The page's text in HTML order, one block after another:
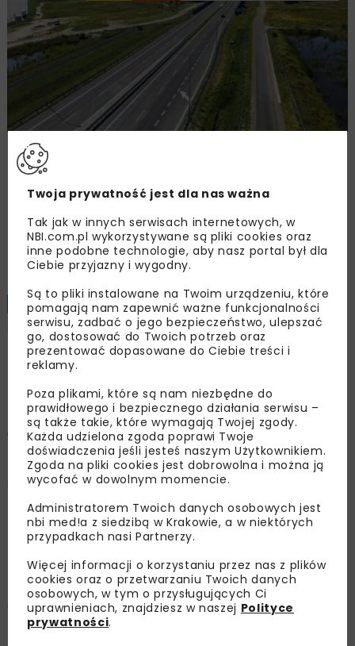
Udostępniono pierwszy odcinek
rozbudowanej S19 koło Sokołowa
Załaduj więcej...
BUDOWNICTWO
WIADOMOŚCI
INWESTYCJE
1 MINUTA
CZYTANIA
Metro M2 na Bemowie w
fazie testów. Rusza kolejny
etap przygotowań do Ursusa
Damian Karpiński
OPUBLIKOWANO: 23.06.2026
Na zachodnim odcinku drugiej linii metra w
Warszawie rozpoczął się kolejny etap jazd
testowych na Stacji Techniczno-Postojowej
Twoja prywatność jest dla nas ważna
Tak jak w innych serwisach internetowych, w
NBI.com.pl wykorzystywane są pliki cookies oraz
inne podobne technologie, aby nasz portal był dla
Ciebie przyjazny i wygodny.
Są to pliki instalowane na Twoim urządzeniu, które
pomagają nam zapewnić ważne funkcjonalności
serwisu, zadbać o jego bezpieczeństwo, ulepszać
go, dostosować do Twoich potrzeb oraz
prezentować dopasowane do Ciebie treści i
reklamy.
Poza plikami, które są nam niezbędne do
prawidłowego i bezpiecznego działania serwisu –
są także takie, które wymagają Twojej zgody.
Każda udzielona zgoda poprawi Twoje
doświadczenia jeśli jesteś naszym Użytkownikiem.
Zgoda na pliki cookies jest dobrowolna i można ją
wycofać w dowolnym momencie.
Administratorem Twoich danych osobowych jest
nbi med!a z siedzibą w Krakowie, a w niektórych
przypadkach nasi Partnerzy.
Więcej informacji o korzystaniu przez nas z plików
cookies oraz o przetwarzaniu Twoich danych
osobowych, w tym o przysługujących Ci
uprawnieniach, znajdziesz w naszej Polityce
prywatności.